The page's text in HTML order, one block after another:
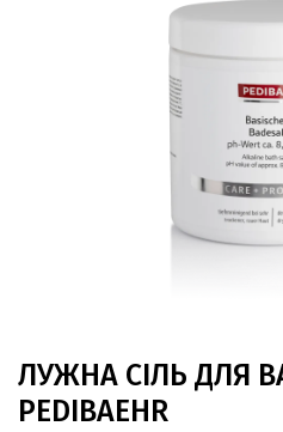
ЛУЖНА СІЛЬ ДЛЯ
PEDIBAEHR